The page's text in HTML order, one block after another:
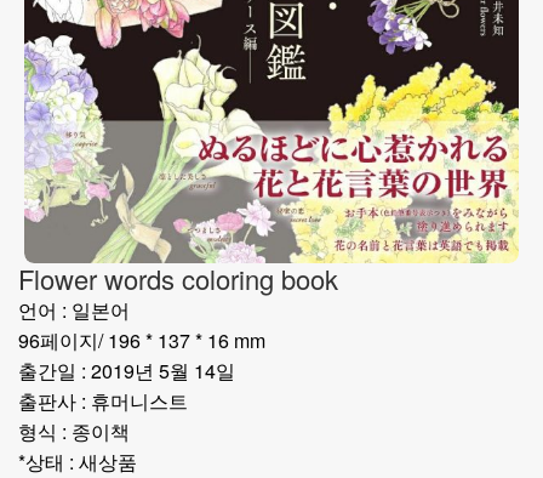
Flower words coloring book
언어 : 일본어
96페이지/ 196 * 137 * 16 mm
출간일 : 2019년 5월 14일
출판사 : 휴머니스트
형식 : 종이책
*상태 : 새상품